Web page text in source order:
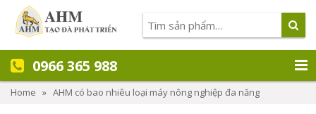
0966 365 988
Home » AHM có bao nhiêu loại máy nông nghiệp đa năng